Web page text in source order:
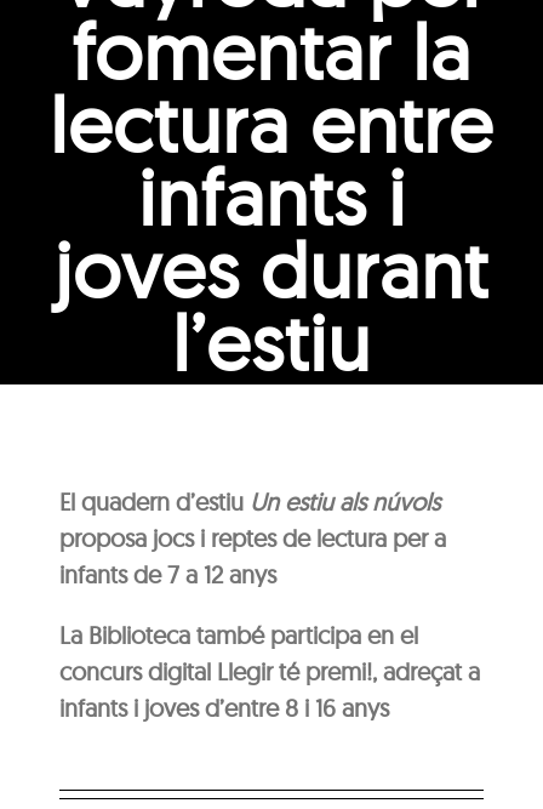
fomentar la
lectura entre
infants i
joves durant
l’estiu
El quadern d’estiu Un estiu als núvols
proposa jocs i reptes de lectura per a
infants de 7 a 12 anys
La Biblioteca també participa en el
concurs digital Llegir té premi!, adreçat a
infants i joves d’entre 8 i 16 anys